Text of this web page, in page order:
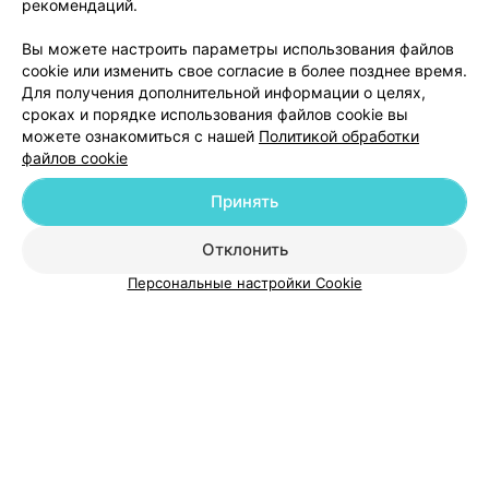
Добавить компанию
рекомендаций.
Вы можете настроить параметры использования файлов
cookie или изменить свое согласие в более позднее время.
Для получения дополнительной информации о целях,
сроках и порядке использования файлов cookie вы
можете ознакомиться с нашей Политикой обработки
файлов cookie
Отклонить
Принять
Персональные настройки Cookie